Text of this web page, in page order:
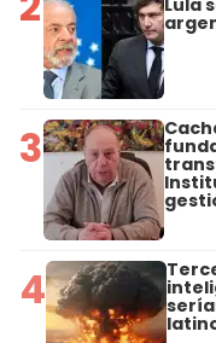
Lula
3
4